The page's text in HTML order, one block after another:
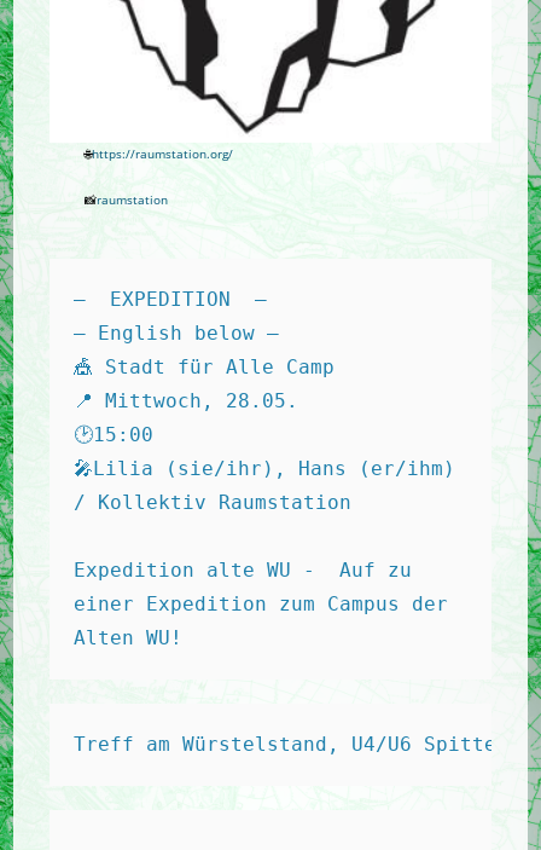
🌐https://raumstation.org/
📸raumstation
—  EXPEDITION  —
— English below —
🎪 Stadt für Alle Camp
📍 Mittwoch, 28.05.
🕑15:00
🎤Lilia (sie/ihr), Hans (er/ihm)
/ Kollektiv Raumstation
Expedition alte WU -  Auf zu
einer Expedition zum Campus der
Alten WU!
Treff am Würstelstand, U4/U6